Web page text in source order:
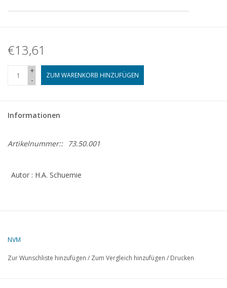
Neue Zeichnungen
NEUE ZEITSCHRIFTEN
ABONNEMENT DER
€13,61
+
-
ZUM WARENKORB HINZUFÜGEN
Informationen
Artikelnummer:: 73.50.001
Autor : H.A. Schuemie
NVM
Zur Wunschliste hinzufügen / Zum Vergleich hinzufügen / Drucken